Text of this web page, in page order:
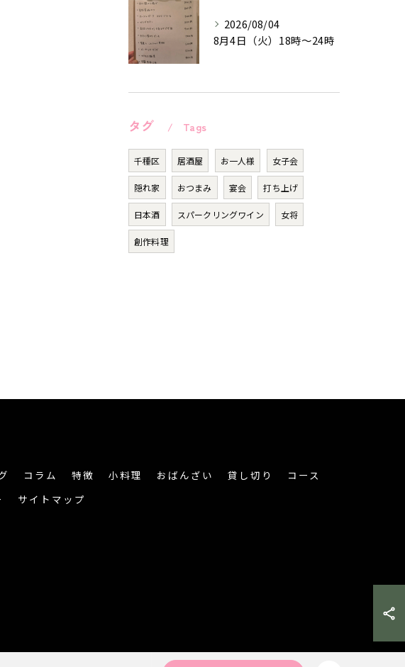
2026/08/04
8月4日（火）18時〜24時
タグ Tags
千種区 居酒屋 お一人様 女子会
隠れ家 おつまみ 宴会 打ち上げ
日本酒 スパークリングワイン 女将
創作料理
コラム 特徴 小料理 おばんざい 貸し切り
コース
サイトマップ